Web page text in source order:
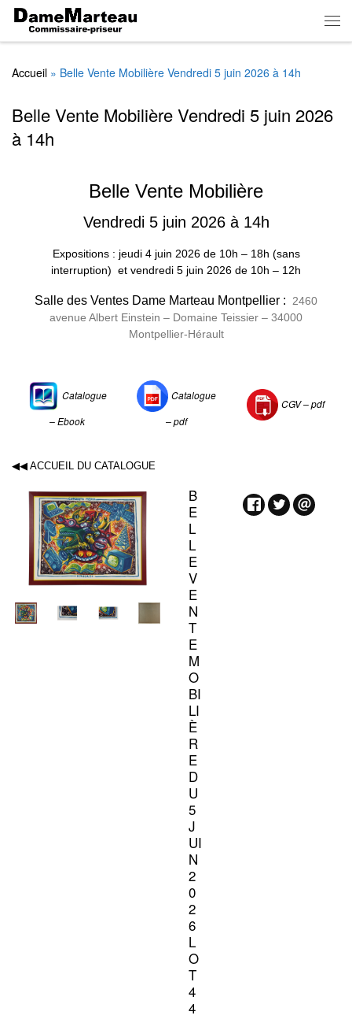
Skip to content
Accueil » Belle Vente Mobilière Vendredi 5 juin 2026 à 14h
Belle Vente Mobilière Vendredi 5 juin 2026
à 14h
Belle Vente Mobilière
Vendredi 5 juin 2026 à 14h
Expositions : jeudi 4 juin 2026de 10h – 18h (sans
interruption) et vendredi 5 juin 2026 de 10h – 12h
Salle des Ventes Dame Marteau Montpellier :
2460
avenue Albert Einstein – Domaine Teissier – 34000
Montpellier-Hérault
Catalogue
– Ebook
Catalogue
– pdf
CGV –pdf
◀◀ ACCUEIL DU CATALOGUE
B
E
L
L
E
V
E
N
T
E
M
O
BI
LI
È
R
E
D
U
5
J
UI
N
2
0
2
6
L
O
T
4
4